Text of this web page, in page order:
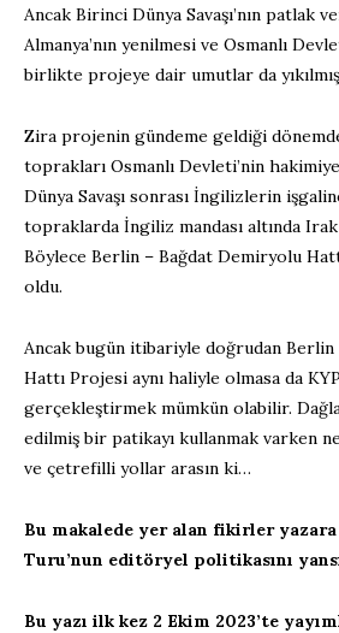
Ancak Birinci Dünya Savaşı’nın patlak
Almanya’nın yenilmesi ve Osmanlı
birlikte projeye dair umutlar da
Zira projenin gündeme geldiği
toprakları Osmanlı Devleti’nin
Dünya Savaşı sonrası İngilizlerin
topraklarda İngiliz mandası altında
Böylece Berlin – Bağdat Demiryolu
oldu.
Ancak bugün itibariyle doğrudan
Hattı Projesi aynı haliyle olmasa da
gerçekleştirmek mümkün olabilir.
edilmiş bir patikayı kullanmak varken
ve çetrefilli yollar arasın ki…
Bu makalede yer alan fikirler
Turu’nun editöryel politikasını
Bu yazı ilk kez 2 Ekim 2023’te